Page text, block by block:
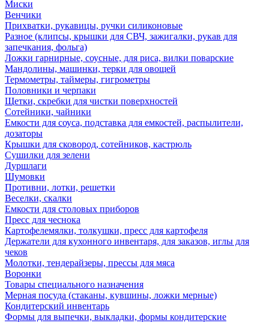
Миски
Венчики
Прихватки, рукавицы, ручки силиконовые
Разное (клипсы, крышки для СВЧ, зажигалки, рукав для
запечкания, фольга)
Ложки гарнирные, соусные, для риса, вилки поварские
Мандолины, машинки, терки для овощей
Термометры, таймеры, гигрометры
Половники и черпаки
Щетки, скребки для чистки поверхностей
Сотейники, чайники
Емкости для соуса, подставка для емкостей, распылители,
дозаторы
Крышки для сковород, сотейников, кастрюль
Сушилки для зелени
Дуршлаги
Шумовки
Противни, лотки, решетки
Веселки, скалки
Емкости для столовых приборов
Пресс для чеснока
Картофелемялки, толкушки, пресс для картофеля
Держатели для кухонного инвентаря, для заказов, иглы для
чеков
Молотки, тендерайзеры, прессы для мяса
Воронки
Товары специального назначения
Мерная посуда (стаканы, кувшины, ложки мерные)
Кондитерский инвентарь
Формы для выпечки, выкладки, формы кондитерские